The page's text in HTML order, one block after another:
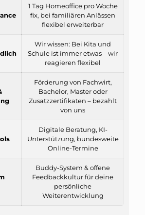
1 Tag Homeoffice pro Woche
fix, bei familiären Anlässen
flexibel erweiterbar
Wir wissen: Bei Kita und
Schule ist immer etwas – wir
reagieren flexibel
Förderung von Fachwirt,
Bachelor, Master oder
Zusatzzertifikaten – bezahlt
von uns
Digitale Beratung, KI-
Unterstützung, bundesweite
Online-Termine
Buddy-System & offene
Feedbackkultur für deine
persönliche
Weiterentwicklung